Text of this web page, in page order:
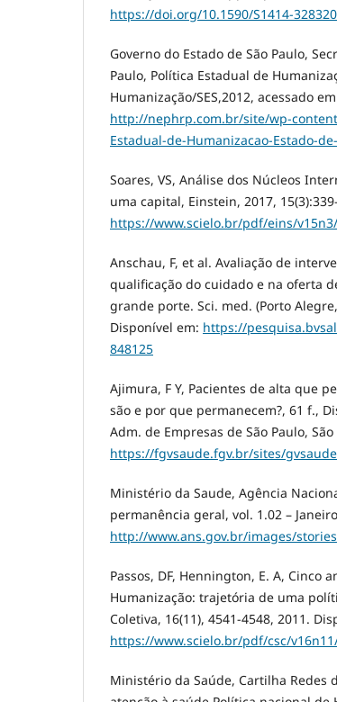
https://doi.org/10.1590/S1414-
Governo do Estado de São Paulo,
Paulo, Política Estadual de
Humanização/SES,2012, acessado
http://nephrp.com.br/site/wp-
Estadual-de-Humanizacao-Estado-
Soares, VS, Análise dos Núcleos
uma capital, Einstein, 2017,
https://www.scielo.br/pdf/eins/
Anschau, F, et al. Avaliação de
qualificação do cuidado e na oferta
grande porte. Sci. med. (Porto
Disponível em: https://
848125
Ajimura, F Y, Pacientes de alta que
são e por que permanecem?, 61 f.,
Adm. de Empresas de São Paulo,
https://fgvsaude.fgv.br/sites/
Ministério da Saude, Agência
permanência geral, vol. 1.02 –
http://www.ans.gov.br/images/
Passos, DF, Hennington, E. A, Cinco
Humanização: trajetória de uma
Coletiva, 16(11), 4541-4548, 2011.
https://www.scielo.br/pdf/csc/
Ministério da Saúde, Cartilha Redes